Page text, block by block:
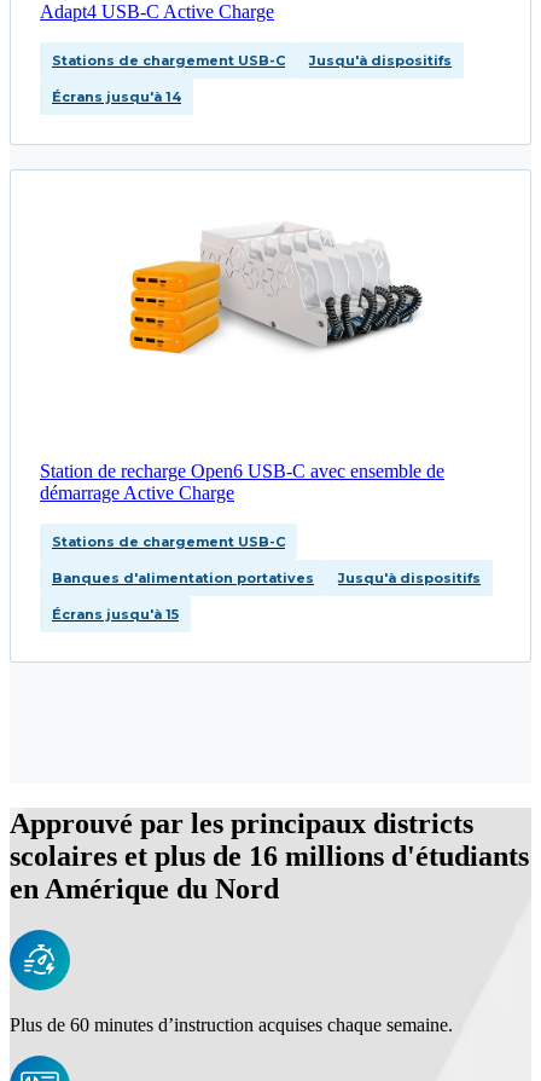
Adapt4 USB-C Active Charge
Stations de chargement USB-C Jusqu'à dispositifs
Écrans jusqu'à 14
Station de recharge Open6 USB‑C avec ensemble de
démarrage Active Charge
Stations de chargement USB-C
Banques d'alimentation portatives Jusqu'à dispositifs
Écrans jusqu'à 15
Approuvé par les principaux districts
scolaires et plus de 16 millions d'étudiants
en Amérique du Nord
Plus de 60 minutes d’instruction acquises chaque semaine.